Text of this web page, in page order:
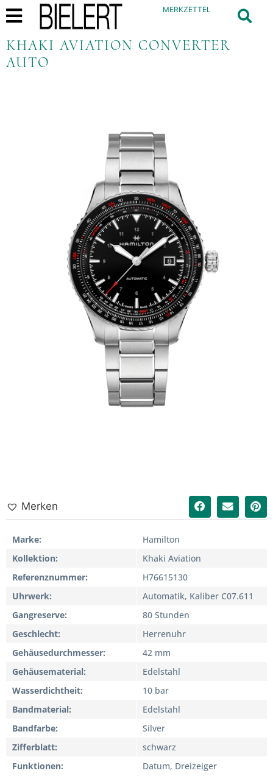
MERKZETTEL
KHAKI AVIATION CONVERTER
AUTO
Merken
Marke
Hamilton
Kollektion
Khaki Aviation
Referenznummer
H76615130
Uhrwerk
Automatik, Kaliber C07.611
Gangreserve
80 Stunden
Geschlecht
Herrenuhr
Gehäusedurchmesser
42 mm
Gehäusematerial
Edelstahl
Wasserdichtheit
10 bar
Bandmaterial
Edelstahl
Bandfarbe
Silver
Zifferblatt
schwarz
Funktionen
Datum, Dreizeiger